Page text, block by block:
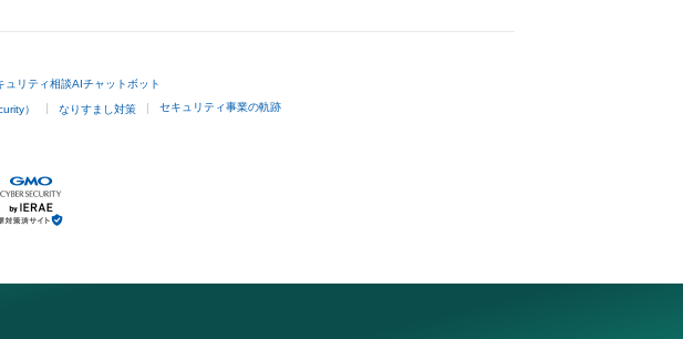
ュリティ相談AIチャットボット
） なりすまし対策 セキュリティ事業の軌跡